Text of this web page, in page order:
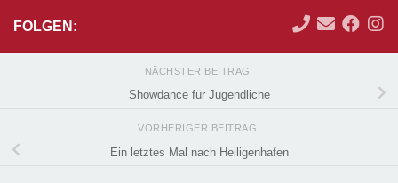
FOLGEN:
NÄCHSTER BEITRAG
Showdance für Jugendliche
VORHERIGER BEITRAG
Ein letztes Mal nach Heiligenhafen